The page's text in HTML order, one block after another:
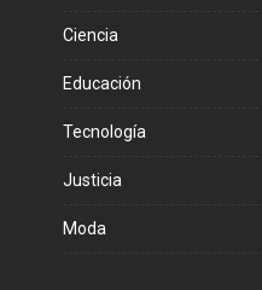
Ciencia
Educación
Tecnología
Justicia
Moda